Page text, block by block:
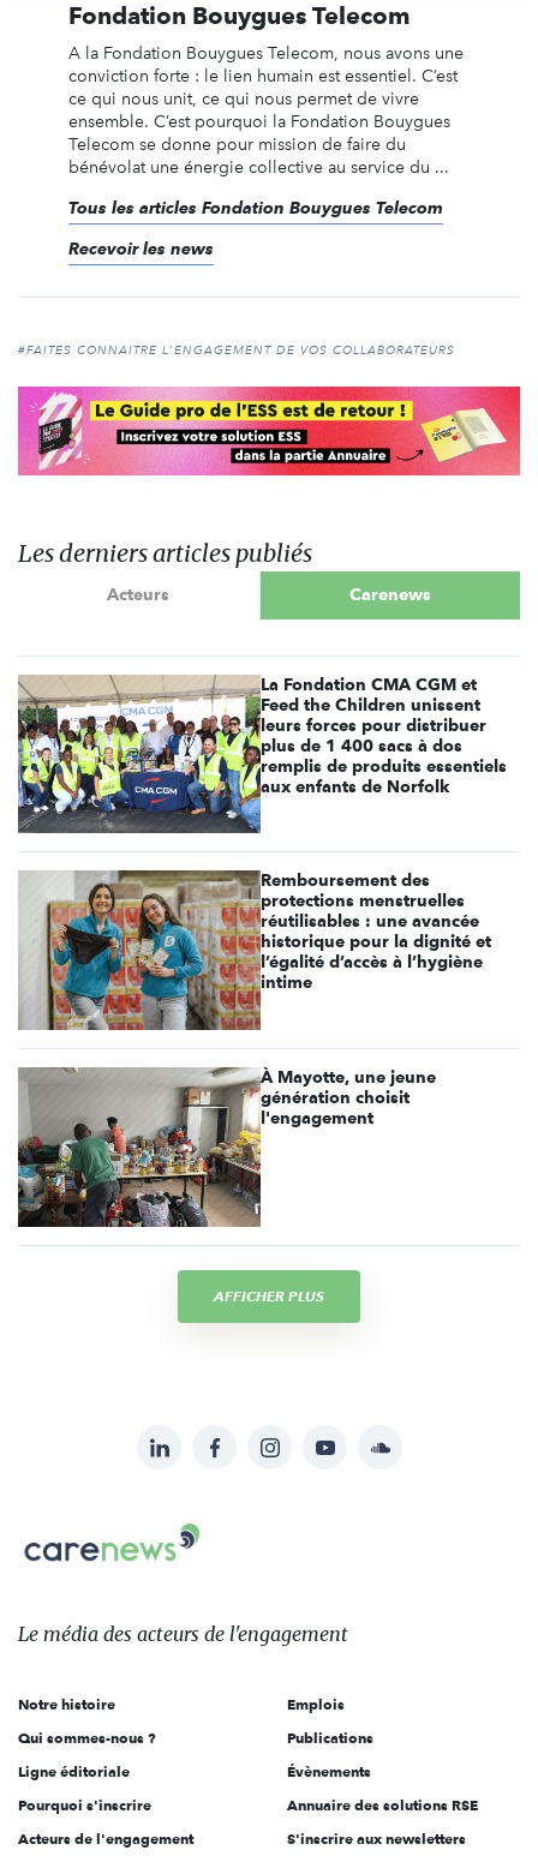
Fondation Bouygues Telecom
A la Fondation Bouygues Telecom, nous avons une
conviction forte : le lien humain est essentiel. C’est
ce qui nous unit, ce qui nous permet de vivre
ensemble. C’est pourquoi la Fondation Bouygues
Telecom se donne pour mission de faire du
bénévolat une énergie collective au service du ...
Tous les articles Fondation Bouygues Telecom
Recevoir les news
#FAITES CONNAITRE L'ENGAGEMENT DE VOS COLLABORATEURS
Les derniers articles publiés
Acteurs Carenews
La Fondation CMA CGM et
Feed the Children unissent
leurs forces pour distribuer
plus de 1 400 sacs à dos
remplis de produits essentiels
aux enfants de Norfolk
Remboursement des
protections menstruelles
réutilisables : une avancée
historique pour la dignité et
l’égalité d’accès à l’hygiène
intime
À Mayotte, une jeune
génération choisit
l'engagement
AFFICHER PLUS
sur:
LinkedInFacebookInstagramYouTubeSoundcloud
Carenews,
Le
des
l'engagement
Le média des acteurs de l'engagement
Notre histoire
Qui sommes-nous ?
Ligne éditoriale
Pourquoi s'inscrire
Acteurs de l'engagement
Emplois
Publications
Évènements
Annuaire des solutions RSE
S'inscrire aux newsletters